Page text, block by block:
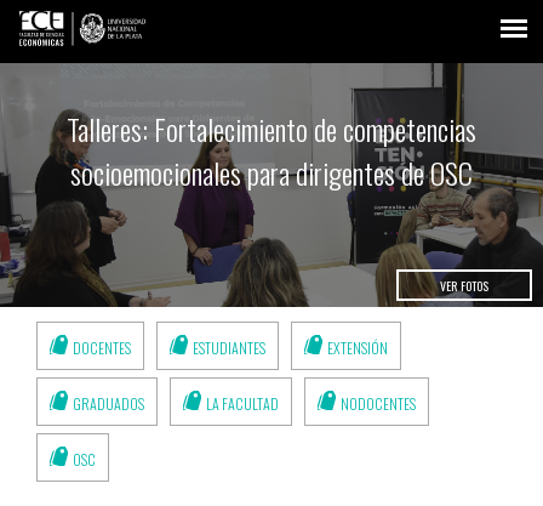
Talleres: Fortalecimiento de competencias
socioemocionales para dirigentes de OSC
VER FOTOS
DOCENTES ESTUDIANTES EXTENSIÓN
GRADUADOS LA FACULTAD NODOCENTES
OSC